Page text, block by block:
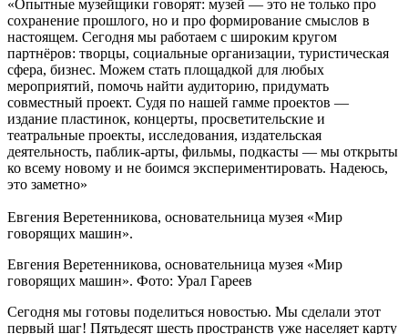
«Опытные музейщики говорят: музей — это не только про
сохранение прошлого, но и про формирование смыслов в
настоящем. Сегодня мы работаем с широким кругом
партнёров: творцы, социальные организации, туристическая
сфера, бизнес. Можем стать площадкой для любых
мероприятий, помочь найти аудиторию, придумать
совместный проект. Судя по нашей гамме проектов —
издание пластинок, концерты, просветительские и
театральные проекты, исследования, издательская
деятельность, паблик-арты, фильмы, подкасты — мы открыты
ко всему новому и не боимся экспериментировать. Надеюсь,
это заметно»
Евгения Веретенникова, основательница музея «Мир
говорящих машин».
Евгения Веретенникова, основательница музея «Мир
говорящих машин». Фото: Урал Гареев
Сегодня мы готовы поделиться новостью. Мы сделали этот
первый шаг! Пятьдесят шесть пространств уже населяет карту